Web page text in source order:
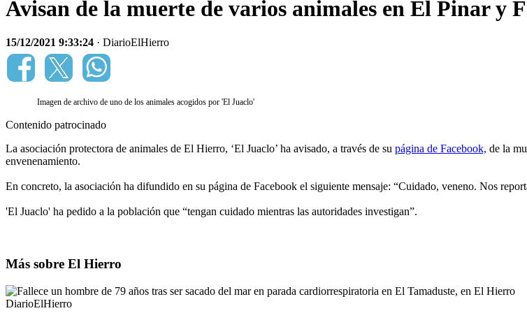
Avisan de la muerte de varios animales en El Pinar y
15/12/2021 9:33:24 · DiarioElHierro
Imagen de archivo de uno de los animales acogidos por 'El Juaclo'
Contenido patrocinado
La asociación protectora de animales de El Hierro, ‘El Juaclo’ ha avisado, a través de su página de Facebook, de la
envenenamiento.
En concreto, la asociación ha difundido en su página de Facebook el siguiente mensaje: “Cuidado, veneno. Nos
'El Juaclo' ha pedido a la población que “tengan cuidado mientras las autoridades investigan”.
Más sobre El Hierro
DiarioElHierro